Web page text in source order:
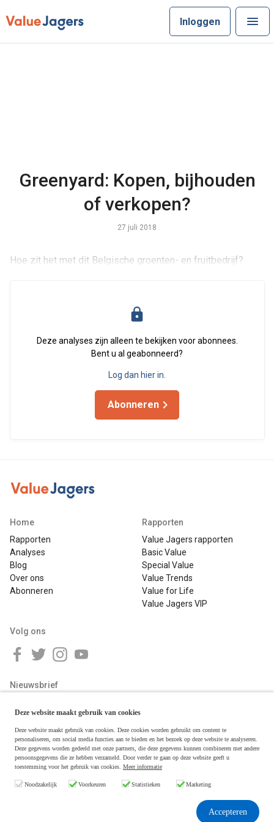
Inloggen
Greenyard: Kopen, bijhouden
of verkopen?
27 juli 2018
Hoe zit het met dit Belgische groenten- en fruitbedrijf?
Deze analyses zijn alleen te bekijken voor abonnees.
Bent u al geabonneerd?
Log dan hier in.
Abonneren
Home
Rapporten
Analyses
Blog
Over ons
Abonneren
Rapporten
Value Jagers rapporten
Basic Value
Special Value
Value Trends
Value for Life
Value Jagers VIP
Volg ons
Nieuwsbrief
Deze website maakt gebruik van cookies
Deze website maakt gebruik van cookies. Deze cookies worden gebruikt om content te
personaliseren, om social media functies aan te bieden en het bezoek op deze website te analyseren.
Deze gegevens worden gedeeld met onze partners, die deze gegevens kunnen combineren met andere
persoonsgegevens die ze hebben verzameld. Door verder te gaan op deze website geeft u
toestemming voor het gebruik van cookies. Meer informatie
Noodzakelijk Voorkeuren Statistieken Marketing
Accepteren